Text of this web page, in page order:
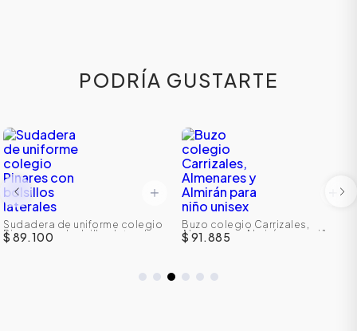
PODRÍA GUSTARTE
Sudadera de uniforme colegio
Pinares con bolsillos laterales
$ 89.100
Buzo colegio Carrizales,
Almenares y Almirán para niño
unisex
$ 91.885